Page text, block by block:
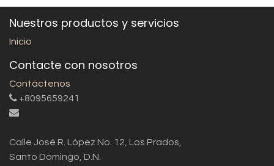
Nuestros productos y servicios
Inicio
Contacte con nosotros
Contáctenos
+8095659241
Calle José R. López No. 12, Los Prados,
Santo Domingo, D.N.